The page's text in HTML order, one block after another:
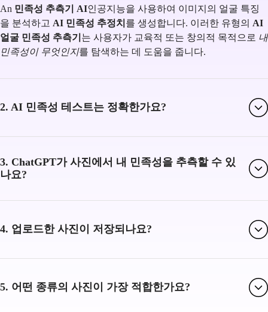
An 민족성 추측기 AI인공지능을 사용하여 이미지의 얼굴 특징
을 분석하고 AI 민족성 추정치 를 생성합니다. 이러한 유형의 AI
얼굴 민족성 추측기 는 사용자가 교육적 또는 창의적 목적으로 내
민족성이 무엇인지를 탐색하는 데 도움을 줍니다.
2. AI 민족성 테스트는 정확한가요?
3. ChatGPT가 사진에서 내 민족성을 추측할 수 있
나요?
4. 업로드한 사진이 저장되나요?
5. 어떤 종류의 사진이 가장 적합한가요?